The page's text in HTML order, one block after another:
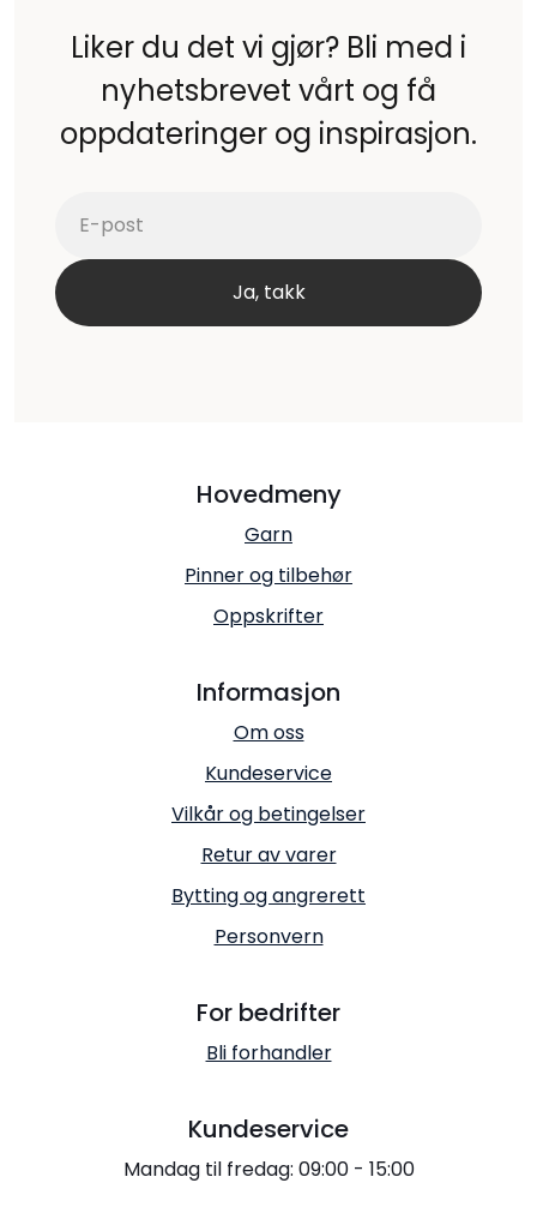
Liker du det vi gjør? Bli med i
nyhetsbrevet vårt og få
oppdateringer og inspirasjon.
Hovedmeny
Garn
Pinner og tilbehør
Oppskrifter
Informasjon
Om oss
Kundeservice
Vilkår og betingelser
Retur av varer
Bytting og angrerett
Personvern
For bedrifter
Bli forhandler
Kundeservice
Mandag til fredag: 09:00 - 15:00